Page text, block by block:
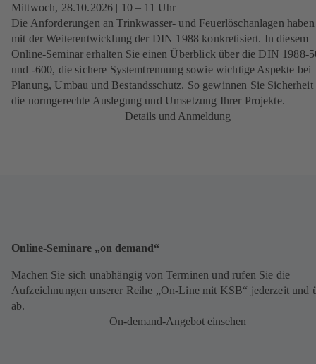
Mittwoch, 28.10.2026 | 10 – 11 Uhr
Die Anforderungen an Trinkwasser- und Feuerlöschanlagen
mit der Weiterentwicklung der DIN 1988 konkretisiert. In diesem
Online-Seminar erhalten Sie einen Überblick über die DIN 1988-
und -600, die sichere Systemtrennung sowie wichtige Aspekte bei
Planung, Umbau und Bestandsschutz. So gewinnen Sie
die normgerechte Auslegung und Umsetzung Ihrer Projekte.
Details und Anmeldung
Online-Seminare „on demand“
Machen Sie sich unabhängig von Terminen und rufen Sie die
Aufzeichnungen unserer Reihe „On-Line mit KSB“ jederzeit und
ab.
On-demand-Angebot einsehen